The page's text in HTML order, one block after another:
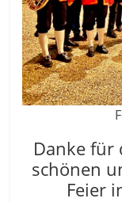
Danke für
schönen
Feier